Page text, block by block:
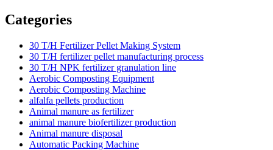
Categories
30 T/H Fertilizer Pellet Making System
30 T/H fertilizer pellet manufacturing process
30 T/H NPK fertilizer granulation line
Aerobic Composting Equipment
Aerobic Composting Machine
alfalfa pellets production
Animal manure as fertilizer
animal manure biofertilizer production
Animal manure disposal
Automatic Packing Machine